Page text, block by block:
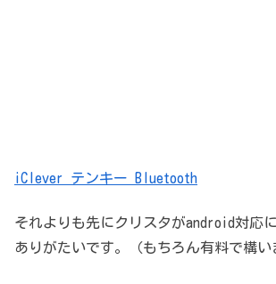
iClever テンキー Bluetooth
それよりも先にクリスタがandroid対応
ありがたいです。（もちろん有料で構